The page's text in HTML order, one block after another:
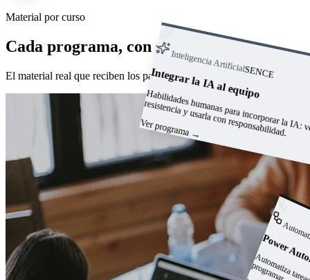
Inteligencia ArtificialSENCE
Integrar la IA al equipo
abilidades hum
anas para incorporar
: vencer
resistencia y usarla con responsabilidad.
Ver programa →
Power
a
p
r.
Material por curso
Cada programa, con su manual
El material real que reciben los participantes.